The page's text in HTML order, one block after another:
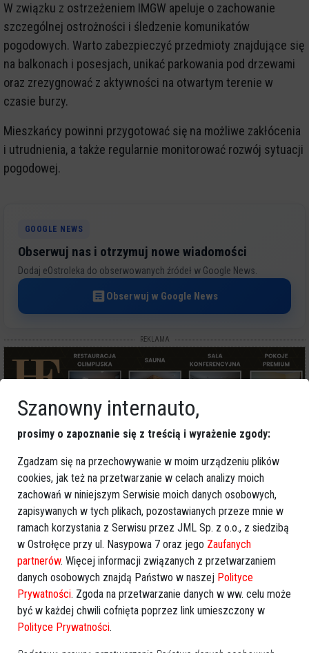
W związku z ostrzeżeniem IMGW apeluje o zachowanie
szczególnej ostrożności i śledzenie komunikatów
pogodowych. Warto zabezpieczyć przedmioty znajdujące się
na balkonach i posesjach, unikać parkowania pod drzewami
oraz zrezygnować z aktywności na otwartym terenie w
czasie burzy.
Mieszkańcy powinni przygotować się na możliwe zakłócenia
i utrudnienia, a także regularnie monitorować rozwój sytuacji
pogodowej.
GOOGLE NEWS
Obserwuj nas i otrzymuj nowe wiadomości
Dodaj eOstroleka do obserwowanych źródeł w Google News.
Obserwuj w Google News
REKLAMA
Więcej o: alert pogodowy,gwałtowne burze,intensywne
opady deszczu,silne porywy wiatru,zagrożenie zdrowia i
życia
Szanowny internauto,
prosimy o zapoznanie się z treścią i wyrażenie zgody:
Zgadzam się na przechowywanie w moim urządzeniu plików
cookies, jak też na przetwarzanie w celach analizy moich
zachowań w niniejszym Serwisie moich danych osobowych,
zapisywanych w tych plikach, pozostawianych przeze mnie w
ramach korzystania z Serwisu przez JML Sp. z o.o., z siedzibą
w Ostrołęce przy ul. Nasypowa 7 oraz jego Zaufanych
partnerów. Więcej informacji związanych z przetwarzaniem
danych osobowych znajdą Państwo w naszej Polityce
Prywatności. Zgoda na przetwarzanie danych w ww. celu może
być w każdej chwili cofnięta poprzez link umieszczony w
Polityce Prywatności.